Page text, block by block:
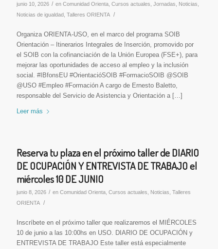
junio 10, 2026 / en Comunidad Orienta, Cursos actuales Jornadas Noticias
Noticias de igualdad, Talleres ORIENTA /
Organiza ORIENTA-USO, en el marco del programa SOIB
Orientación – Itinerarios Integrales de Inserción, promovido por
el SOIB con la cofinanciación de la Unión Europea (FSE+), para
mejorar las oportunidades de acceso al empleo y la inclusión
social. #IBfonsEU #OrientacióSOIB #FormacioSOIB @SOIB
@USO #Empleo #Formación A cargo de Ernesto Baletto,
responsable del Servicio de Asistencia y Orientación a […]
Leer más
Reserva tu plaza en el próximo taller de DIARIO
DE OCUPACIÓN Y ENTREVISTA DE TRABAJO el
miércoles 10 DE JUNIO
junio 8, 2026 / en Comunidad Orienta, Cursos actuales Noticias Talleres
ORIENTA
/
Inscríbete en el próximo taller que realizaremos el MIÉRCOLES
10 de junio a las 10:00hs en USO. DIARIO DE OCUPACIÓN y
ENTREVISTA DE TRABAJO Este taller está especialmente